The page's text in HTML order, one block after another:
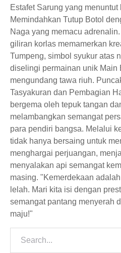
Estafet Sarung yang menuntut
Memindahkan Tutup Botol
Naga yang memacu
giliran korlas memamerkan
Tumpeng, simbol syukur atas
diselingi permainan unik Main
mengundang tawa riuh.
Tasyakuran dan Pembagian
bergema oleh tepuk tangan
melambangkan semangat
para pendiri bangsa. Melalui
tidak hanya bersaing untuk
menghargai perjuangan,
menyalakan api semangat
masing. "Kemerdekaan
lelah. Mari kita isi dengan
semangat pantang menyerah
maju!"